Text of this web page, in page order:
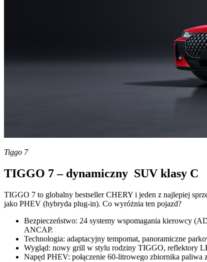
Tiggo 7
TIGGO 7 – dynamiczny SUV klasy C
TIGGO 7 to globalny bestseller CHERY i jeden z najlepiej
jako PHEV (hybryda plug-in). Co wyróżnia ten pojazd?
Bezpieczeństwo: 24 systemy wspomagania kierowcy
ANCAP.
Technologia: adaptacyjny tempomat, panoramiczne
Wygląd: nowy grill w stylu rodziny TIGGO, reflektory
Napęd PHEV: połączenie 60-litrowego zbiornika paliwa